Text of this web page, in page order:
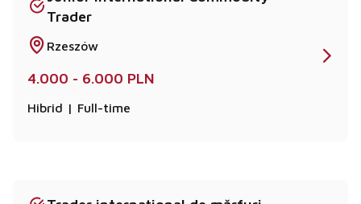
Trader
Rzeszów
4.000 - 6.000 PLN
Hibrid | Full-time